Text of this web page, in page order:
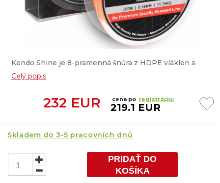
Kendo Shine je 8-pramenná šnúra z HDPE vlákien s
vysokou hustotou. Má rovnomerný prierez, vysokú
pevnosť a zvýšenú odolnosť proti oderu. Šnúra Kendo
Shine je vynikajúcou voľbou nielen pre vláčenie....
Celý popis
232 EUR cena po registráciu:
219.1 EUR
Skladem do 3-5 pracovních dnů
PRIDAŤ DO
KOŠÍKA